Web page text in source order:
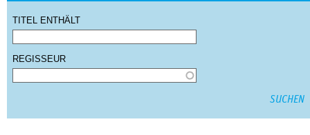
TITEL ENTHÄLT
REGISSEUR